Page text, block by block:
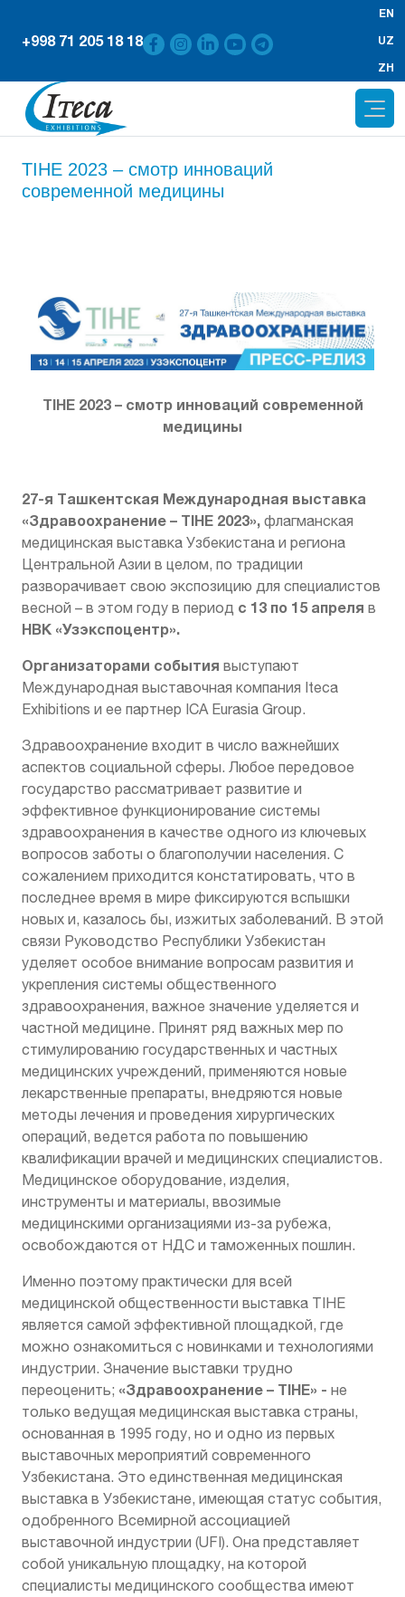
+998 71 205 18 18
EN
UZ
ZH
TIHE 2023 – смотр инноваций
современной медицины
TIHE 2023 – смотр инноваций современной
медицины
27-я Ташкентская Международная выставка
«Здравоохранение – TIHE 2023», флагманская
медицинская выставка Узбекистана и региона
Центральной Азии в целом, по традиции
разворачивает свою экспозицию для специалистов
весной – в этом году в период с 13 по 15 апреля в
НВК «Узэкспоцентр».
Организаторами события выступают
Международная выставочная компания Iteca
Exhibitions и ее партнер ICA Eurasia Group.
Здравоохранение входит в число важнейших
аспектов социальной сферы. Любое передовое
государство рассматривает развитие и
эффективное функционирование системы
здравоохранения в качестве одного из ключевых
вопросов заботы о благополучии населения. С
сожалением приходится констатировать, что в
последнее время в мире фиксируются вспышки
новых и, казалось бы, изжитых заболеваний. В этой
связи Руководство Республики Узбекистан
уделяет особое внимание вопросам развития и
укрепления системы общественного
здравоохранения, важное значение уделяется и
частной медицине. Принят ряд важных мер по
стимулированию государственных и частных
медицинских учреждений, применяются новые
лекарственные препараты, внедряются новые
методы лечения и проведения хирургических
операций, ведется работа по повышению
квалификации врачей и медицинских специалистов.
Медицинское оборудование, изделия,
инструменты и материалы, ввозимые
медицинскими организациями из-за рубежа,
освобождаются от НДС и таможенных пошлин.
Именно поэтому практически для всей
медицинской общественности выставка TIHE
является самой эффективной площадкой, где
можно ознакомиться с новинками и технологиями
индустрии. Значение выставки трудно
переоценить; «Здравоохранение – TIHE» - не
только ведущая медицинская выставка страны,
основанная в 1995 году, но и одно из первых
выставочных мероприятий современного
Узбекистана. Это единственная медицинская
выставка в Узбекистане, имеющая статус события,
одобренного Всемирной ассоциацией
выставочной индустрии (UFI). Она представляет
собой уникальную площадку, на которой
специалисты медицинского сообщества имеют